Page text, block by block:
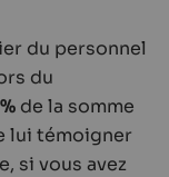
du personnel
du
de la somme
lui témoigner
si vous avez